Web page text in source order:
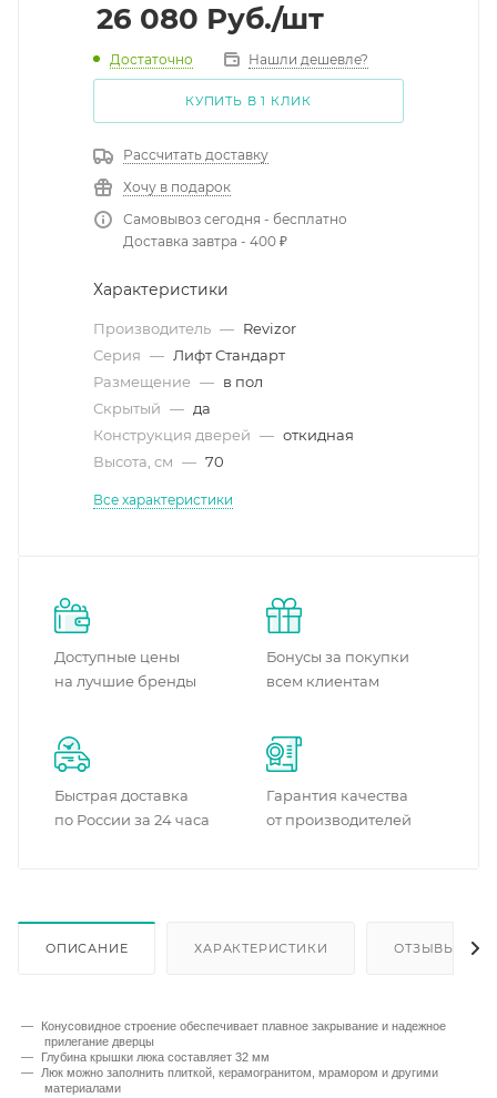
26 080 Руб./шт
Достаточно Нашли дешевле?
КУПИТЬ В 1 КЛИК
Рассчитать доставку
Хочу в подарок
Самовывоз сегодня - бесплатно
Доставка завтра - 400 ₽
Характеристики
Производитель — Revizor
Серия — Лифт Стандарт
Размещение — в пол
Скрытый — да
Конструкция дверей — откидная
Высота, см — 70
Все характеристики
Доступные цены
на лучшие бренды
Бонусы за покупки
всем клиентам
Быстрая доставка
по России за 24 часа
Гарантия качества
от производителей
ОПИСАНИЕ ХАРАКТЕРИСТИКИ ОТЗЫВЫ
Конусовидное строение обеспечивает плавное закрывание и надежное
прилегание дверцы
Глубина крышки люка составляет 32 мм
Люк можно заполнить плиткой, керамогранитом, мрамором и другими
материалами